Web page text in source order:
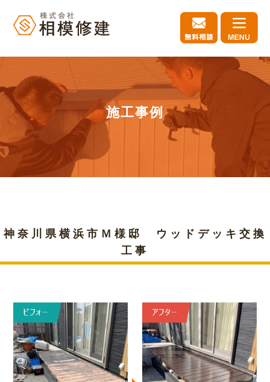
施工事例
神奈川県横浜市Ｍ様邸 ウッドデッキ交換
工事